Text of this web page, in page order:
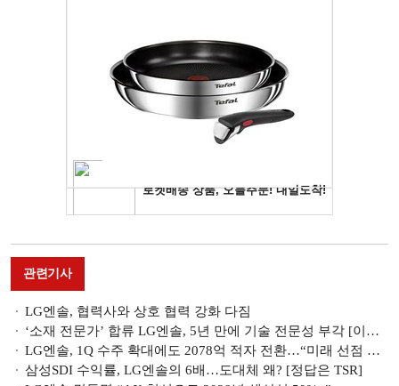
관련기사
LG엔솔, 협력사와 상호 협력 강화 다짐
‘소재 전문가’ 합류 LG엔솔, 5년 만에 기술 전문성 부각 [이사회 톺아보기]
LG엔솔, 1Q 수주 확대에도 2078억 적자 전환…“미래 선점 최선”
삼성SDI 수익률, LG엔솔의 6배…도대체 왜? [정답은 TSR]